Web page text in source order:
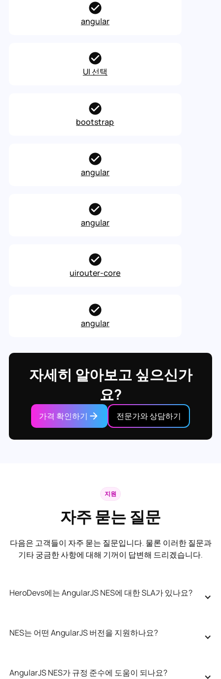
angular
UI 선택
bootstrap
angular
angular
uirouter-core
angular
자세히 알아보고 싶으신가
요?
가격 확인하기 전문가와 상담하기
지원
자주 묻는 질문
다음은 고객들이 자주 묻는 질문입니다. 물론 이러한 질문과
기타 궁금한 사항에 대해 기꺼이 답변해 드리겠습니다.
HeroDevs에는 AngularJS NES에 대한 SLA가 있나요?
NES는 어떤 AngularJS 버전을 지원하나요?
AngularJS NES가 규정 준수에 도움이 되나요?